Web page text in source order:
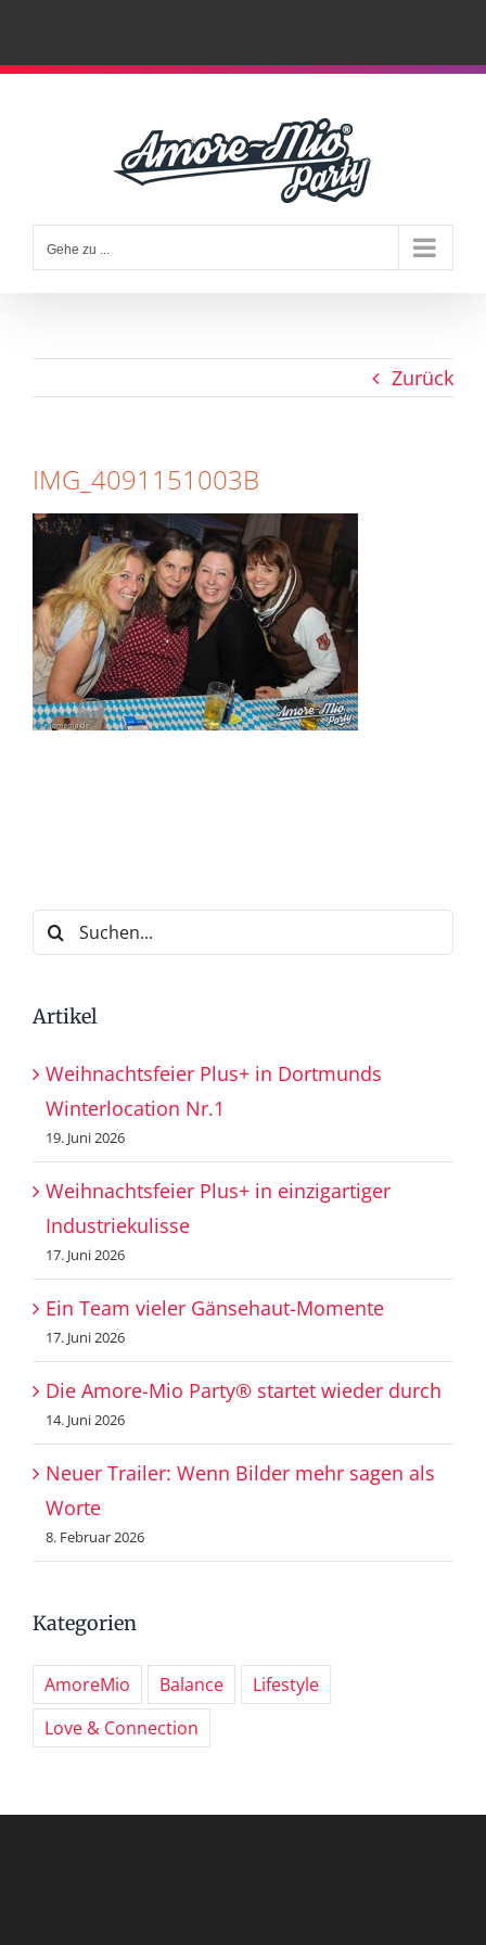
Zum
Gehe zu ...
Zurück
IMG_4091151003B
Suche
nach:
Artikel
Weihnachtsfeier Plus+ in Dortmunds
Winterlocation Nr.1
19. Juni 2026
Weihnachtsfeier Plus+ in einzigartiger
Industriekulisse
17. Juni 2026
Ein Team vieler Gänsehaut-Momente
17. Juni 2026
Die Amore-Mio Party® startet wieder durch
14. Juni 2026
Neuer Trailer: Wenn Bilder mehr sagen als
Worte
8. Februar 2026
Kategorien
AmoreMio Balance
Lifestyle
Love & Connection